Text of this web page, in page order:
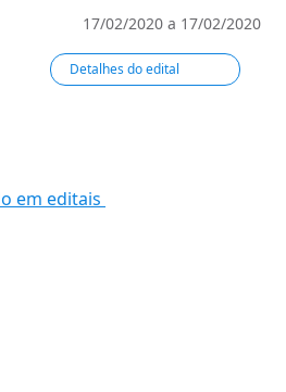
17/02/2020 a 17/02/2020
Detalhes do edital
em editais